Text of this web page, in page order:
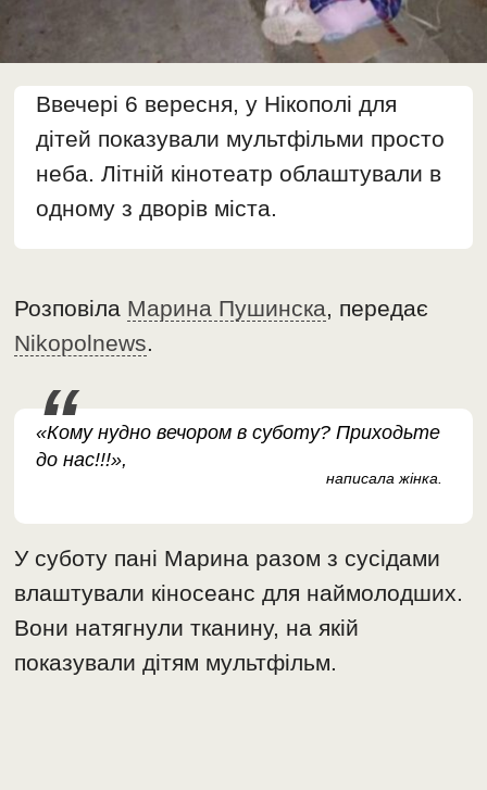
Ввечері 6 вересня, у Нікополі для
дітей показували мультфільми просто
неба. Літній кінотеатр облаштували в
одному з дворів міста.
Розповіла Марина Пушинска, передає
Nikopolnews.
«Кому нудно вечором в суботу? Приходьте
до нас!!!»,
написала жінка.
У суботу пані Марина разом з сусідами
влаштували кіносеанс для наймолодших.
Вони натягнули тканину, на якій
показували дітям мультфільм.